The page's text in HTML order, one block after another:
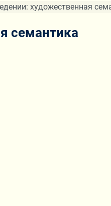
художественная
семантика